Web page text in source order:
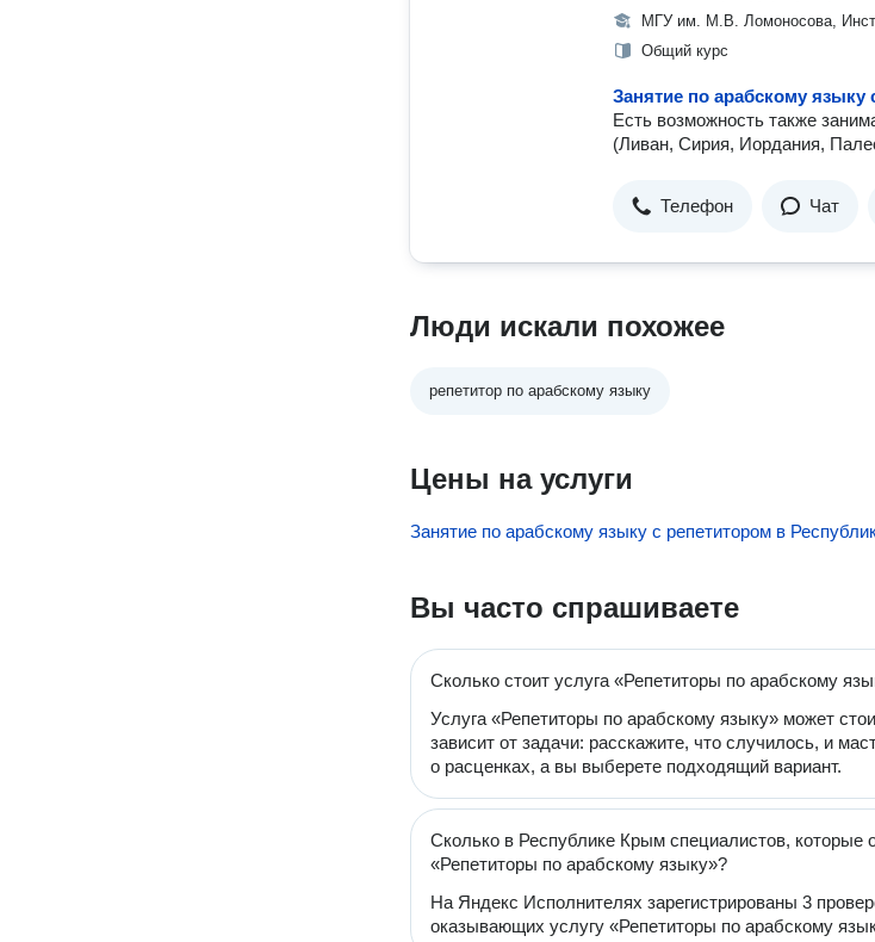
МГУ им. М.В. Ломоносова,
Общий курс
Есть возможность также
(Ливан, Сирия, Иордания,
Телефон Чат
Люди искали похожее
репетитор по арабскому языку
Цены на услуги
Занятие по арабскому языку с репетитором в
Вы часто спрашиваете
Сколько стоит услуга «Репетиторы по арабскому
Услуга «Репетиторы по арабскому языку» может
зависит от задачи: расскажите, что случилось, и
о расценках, а вы выберете подходящий вариант.
Сколько в Республике Крым специалистов, которые
«Репетиторы по арабскому языку»?
На Яндекс Исполнителях зарегистрированы 3
оказывающих услугу «Репетиторы по арабскому